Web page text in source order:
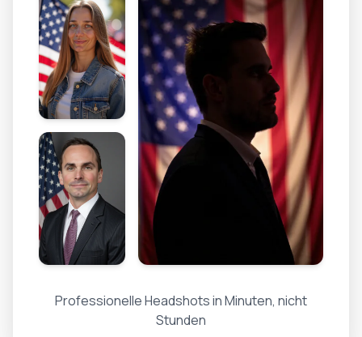
Professionelle Headshots in Minuten, nicht
Stunden